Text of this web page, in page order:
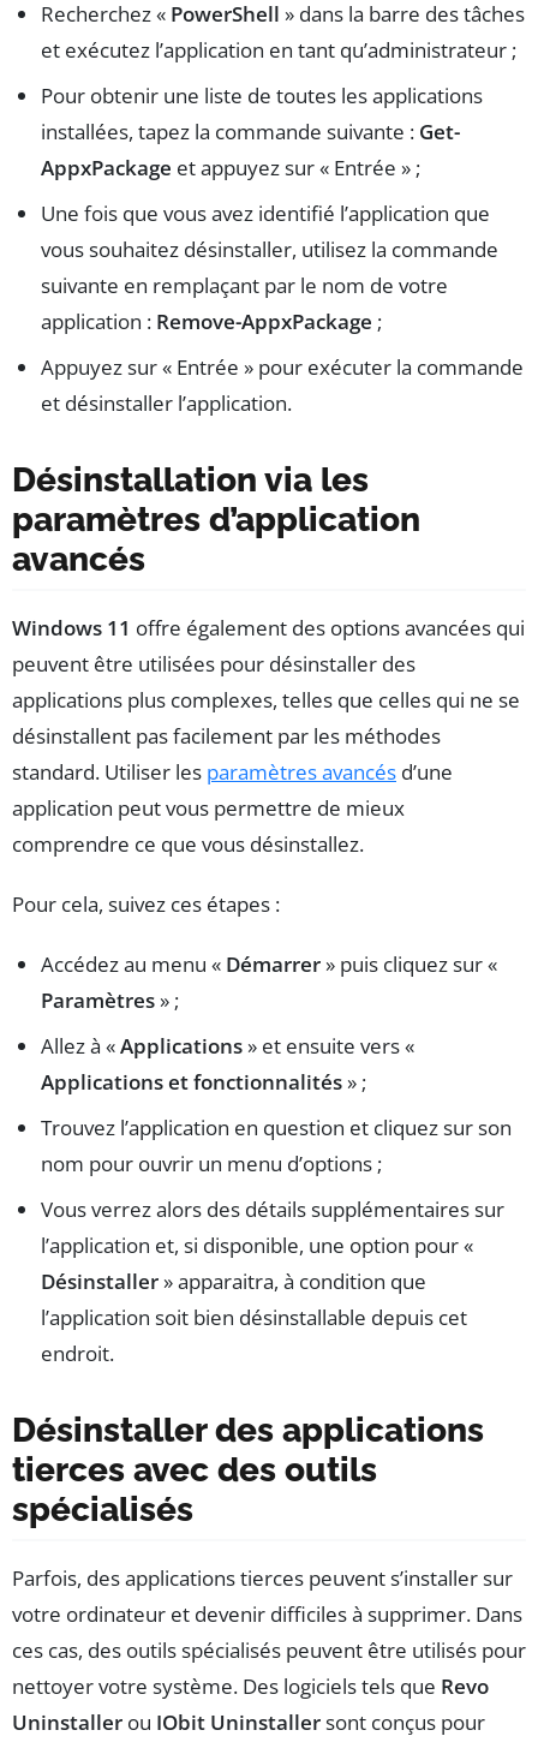
Recherchez « PowerShell » dans la barre des tâches
et exécutez l’application en tant qu’administrateur ;
Pour obtenir une liste de toutes les applications
installées, tapez la commande suivante : Get-
AppxPackage et appuyez sur « Entrée » ;
Une fois que vous avez identifié l’application que
vous souhaitez désinstaller, utilisez la commande
suivante en remplaçant par le nom de votre
application : Remove-AppxPackage ;
Appuyez sur « Entrée » pour exécuter la commande
et désinstaller l’application.
Désinstallation via les
paramètres d’application
avancés
Windows 11 offre également des options avancées qui
peuvent être utilisées pour désinstaller des
applications plus complexes, telles que celles qui ne se
désinstallent pas facilement par les méthodes
standard. Utiliser les paramètres avancés d’une
application peut vous permettre de mieux
comprendre ce que vous désinstallez.
Pour cela, suivez ces étapes :
Accédez au menu « Démarrer» puis cliquez sur «
Paramètres» ;
Allez à «Applications» et ensuite vers «
Applications et fonctionnalités» ;
Trouvez l’application en question et cliquez sur son
nom pour ouvrir un menu d’options ;
Vous verrez alors des détails supplémentaires sur
l’application et, si disponible, une option pour «
Désinstaller» apparaitra, à condition que
l’application soit bien désinstallable depuis cet
endroit.
Désinstaller des applications
tierces avec des outils
spécialisés
Parfois, des applications tierces peuvent s’installer sur
votre ordinateur et devenir difficiles à supprimer. Dans
ces cas, des outils spécialisés peuvent être utilisés pour
nettoyer votre système. Des logiciels tels que Revo
Uninstaller ou IObit Uninstallersont conçus pour